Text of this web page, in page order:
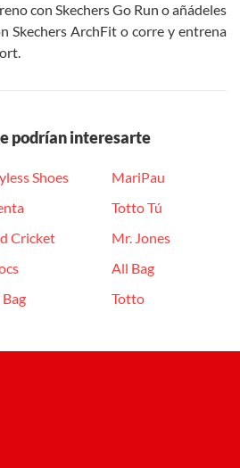
con Skechers Go Run o añádeles
Skechers ArchFit o corre y entrena
podrían interesarte
Shoes
Cricket
MariPau
Totto Tú
Mr. Jones
All Bag
Totto